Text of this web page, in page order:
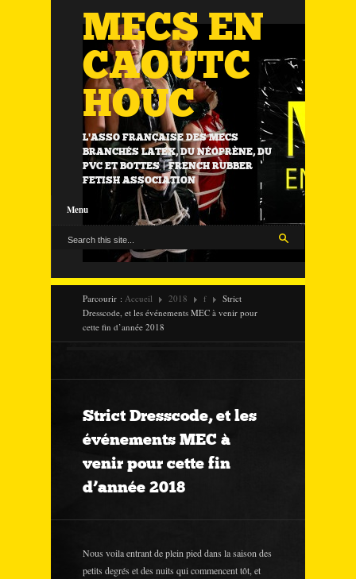
MECS EN
CAOUTC
HOUC
L'ASSO FRANÇAISE DES MECS
BRANCHÉS LATEX, DU NÉOPRÈNE, DU
PVC ET BOTTES | FRENCH RUBBER
FETISH ASSOCIATION
Menu
Parcourir : Accueil 2018 f
Strict
Dresscode, et les événements MEC à venir pour
cette fin d’année 2018
Strict Dresscode, et les
événements MEC à
venir pour cette fin
d’année 2018
Nous voila entrant de plein pied dans la saison des
petits degrés et des nuits qui commencent tôt, et